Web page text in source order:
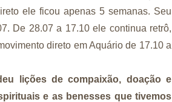
ele ficou apenas 5 semanas. Seu
De 28.07 a 17.10 ele continua retrô,
direto em Aquário de 17.10 a
lições de compaixão, doação e
e as benesses que tivemos